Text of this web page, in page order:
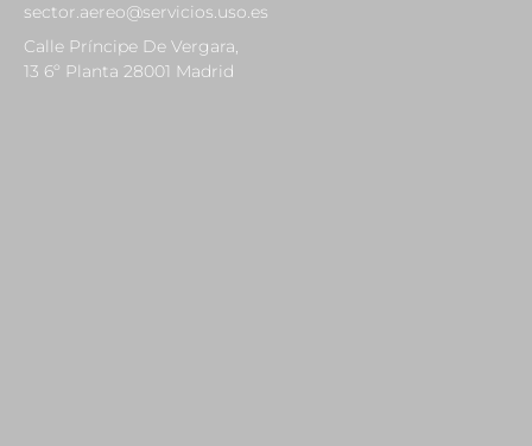
sector.aereo@servicios.uso.es
Calle Príncipe De Vergara,
13 6º Planta 28001 Madrid